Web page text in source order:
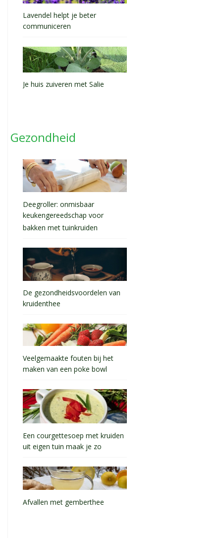
Lavendel helpt je beter
communiceren
Je huis zuiveren met Salie
Gezondheid
Deegroller: onmisbaar
keukengereedschap voor
bakken met tuinkruiden
De gezondheidsvoordelen van
kruidenthee
Veelgemaakte fouten bij het
maken van een poke bowl
Een courgettesoep met kruiden
uit eigen tuin maak je zo
Afvallen met gemberthee